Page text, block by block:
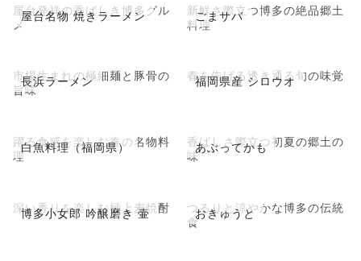
屋台名物 焼きラーメン
屋台発祥の香ばしき博多グル
メ
ごまサバ
新鮮さ際立つ博多の絶品郷土
料理
長浜ラーメン
市場生まれの極細麺と豚骨の
旨味
福岡県産 シロウオ
春を告げる透き通る旬の味覚
白魚料理（福岡県）
躍る食感を楽しむ春の名物料
理
あぶってかも
香ばしさ際立つ初夏の郷土の
味
博多小女郎 吟醸磨き 壷
深い香りを楽しむ極上麦焼酎 おきゅうと
つるりと涼やかな博多の伝統
食